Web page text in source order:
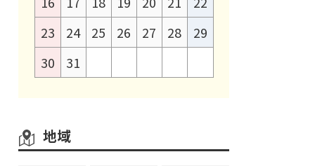
23
24 25 26 27 28
29
30
31
地域